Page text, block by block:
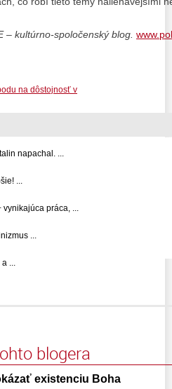
– kultúrno-spoločenský blog.
na dôstojnosť v
napachal. ...
...
vynikajúca práca, ...
...
a ...
blogera
existenciu Boha